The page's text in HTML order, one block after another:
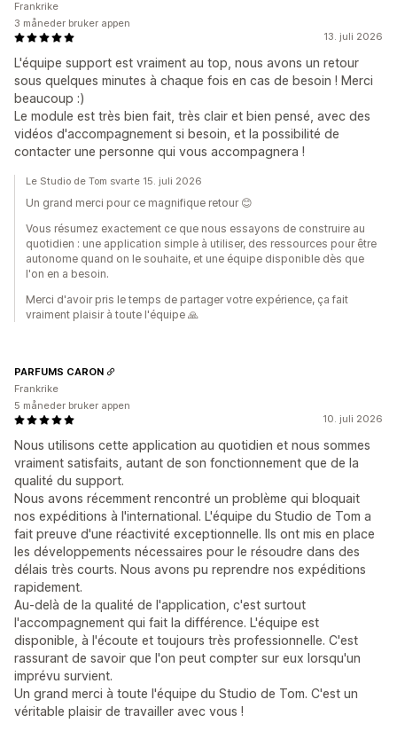
13. juli 2026
L'équipe support est vraiment au top, nous avons un retour
sous quelques minutes à chaque fois en cas de besoin ! Merci
beaucoup :)
Le module est très bien fait, très clair et bien pensé, avec des
vidéos d'accompagnement si besoin, et la possibilité de
contacter une personne qui vous accompagnera !
Frankrike
3 måneder bruker appen
Le Studio de Tom svarte 15. juli 2026
Un grand merci pour ce magnifique retour 😊
Vous résumez exactement ce que nous essayons de construire au
quotidien : une application simple à utiliser, des ressources pour être
autonome quand on le souhaite, et une équipe disponible dès que
l'on en a besoin.
Merci d'avoir pris le temps de partager votre expérience, ça fait
vraiment plaisir à toute l'équipe 🙏
10. juli 2026
Nous utilisons cette application au quotidien et nous sommes
vraiment satisfaits, autant de son fonctionnement que de la
qualité du support.
Nous avons récemment rencontré un problème qui bloquait
nos expéditions à l'international. L'équipe du Studio de Tom a
fait preuve d'une réactivité exceptionnelle. Ils ont mis en place
les développements nécessaires pour le résoudre dans des
délais très courts. Nous avons pu reprendre nos expéditions
rapidement.
Au-delà de la qualité de l'application, c'est surtout
l'accompagnement qui fait la différence. L'équipe est
disponible, à l'écoute et toujours très professionnelle. C'est
rassurant de savoir que l'on peut compter sur eux lorsqu'un
imprévu survient.
Un grand merci à toute l'équipe du Studio de Tom. C'est un
véritable plaisir de travailler avec vous !
PARFUMS CARON
Frankrike
5 måneder bruker appen